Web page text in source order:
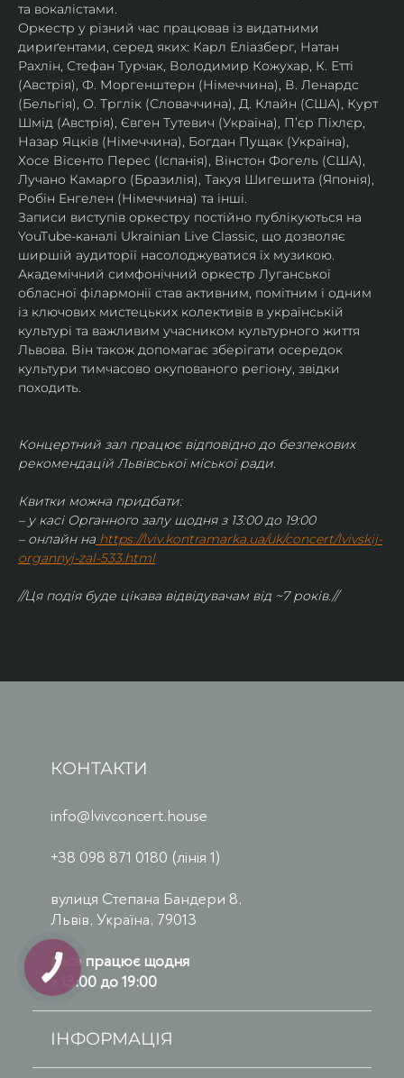
та вокалістами.
Оркестр у різний час працював із видатними
дириґентами, серед яких: Карл Еліазберг, Натан
Рахлін, Стефан Турчак, Володимир Кожухар, К. Етті
(Австрія), Ф. Моргенштерн (Німеччина), В. Ленардс
(Бельгія), О. Трглік (Словаччина), Д. Клайн (США), Курт
Шмід (Австрія), Євген Тутевич (Україна), П’єр Піхлєр,
Назар Яцків (Німеччина), Богдан Пущак (Україна),
Хосе Вісенто Перес (Іспанія), Вінстон Фогель (США),
Лучано Камарго (Бразилія), Такуя Шигешита (Японія),
Робін Енгелен (Німеччина) та інші.
Записи виступів оркестру постійно публікуються на
YouTube-каналі Ukrainian Live Classic, що дозволяє
ширшій аудиторії насолоджуватися їх музикою​.
Академічний симфонічний оркестр Луганської
обласної філармонії став активним, помітним і одним
із ключових мистецьких колективів в українській
культурі та важливим учасником культурного життя
Львова. Він також допомагає зберігати осередок
культури тимчасово окупованого регіону, звідки
походить.
Концертний зал працює відповідно до безпекових
рекомендацій Львівської міської ради.
Квитки можна придбати:
– у касі Органного залу щодня з 13:00 до 19:00
– онлайн на https://lviv.kontramarka.ua/uk/concert/lvivskij-
organnyj-zal-533.html
//Ця подія буде цікава відвідувачам від ~7 років.//
КОНТАКТИ
info@lvivconcert.house
+38 098 871 0180 (лінія 1)
вулиця Степана Бандери 8,
Львів, Україна, 79013
Каса працює щодня
з 13:00 до 19:00
ІНФОРМАЦІЯ